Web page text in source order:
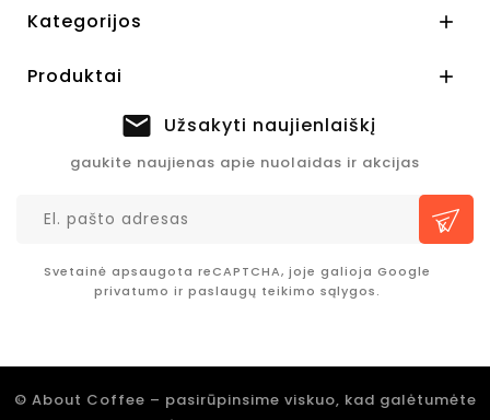
Kategorijos 
Produktai 
Užsakyti naujienlaiškį
gaukite naujienas apie nuolaidas ir akcijas
Svetainė apsaugota reCAPTCHA, joje galioja Google
privatumo ir paslaugų teikimo sąlygos.
© About Coffee – pasirūpinsime viskuo, kad galėtumėte